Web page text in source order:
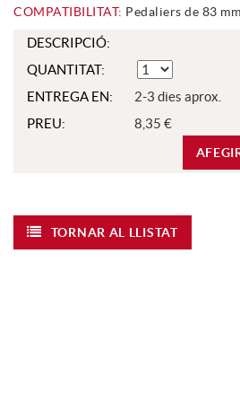
COMPATIBILITAT: Pedaliers de 83 mm
DESCRIPCIÓ:
QUANTITAT:
ENTREGA EN:
2-3 dies aprox.
PREU:
8,35 €
TORNAR AL LLISTAT